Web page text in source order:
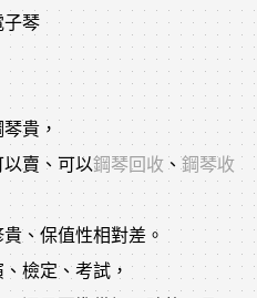
子琴
貴，
賣、可以鋼琴回收 、鋼琴收
、保值性相對差。
檢定、考試，